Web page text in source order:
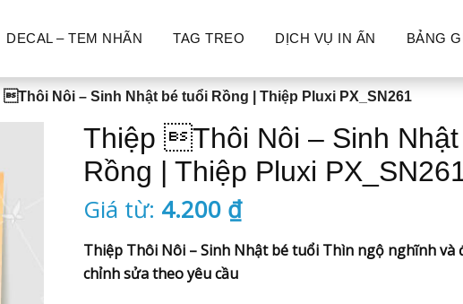
DECAL – TEM NHÃN TAG TREO DỊCH VỤ IN ẤN BẢNG
Thôi Nôi – Sinh Nhật bé tuổi Rồng | Thiệp Pluxi PX_SN261
Thiệp Thôi Nôi – Sinh Nhật
Rồng | Thiệp Pluxi
Giá từ: 4.200 ₫
Thiệp Thôi Nôi – Sinh Nhật bé tuổi Thìn ngộ nghĩnh và
chỉnh sửa theo yêu cầu